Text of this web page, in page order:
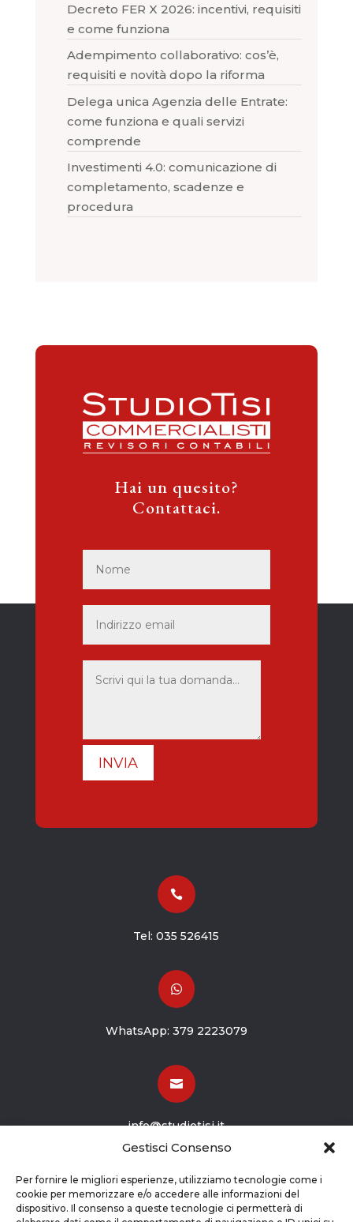
Gestisci Consenso
Per fornire le migliori esperienze, utilizziamo tecnologie come i
cookie per memorizzare e/o accedere alle informazioni del
dispositivo. Il consenso a queste tecnologie ci permetterà di
Decreto FER X 2026: incentivi, requisiti
e come funziona
Adempimento collaborativo: cos’è,
requisiti e novità dopo la riforma
Delega unica Agenzia delle Entrate:
come funziona e quali servizi
comprende
Investimenti 4.0: comunicazione di
completamento, scadenze e
procedura
Hai un quesito?
Contattaci.
INVIA

Tel:035 526415

WhatsApp: 379 2223079

info@studiotisi.it
